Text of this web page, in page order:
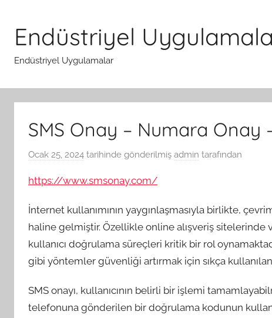
Endüstriyel
Endüstriyel Uygulamalar
SMS Onay – Numara Onay
Ocak 25, 2024 tarihinde gönderilmiş admin tarafından
https://www.smsonay.com/
İnternet kullanımının yaygınlaşmasıyla birlikte,
haline gelmiştir. Özellikle online alışveriş sitelerinde
kullanıcı doğrulama süreçleri kritik bir rol
gibi yöntemler güvenliği artırmak için sıkça kullanılan
SMS onayı, kullanıcının belirli bir işlemi
telefonuna gönderilen bir doğrulama kodunun